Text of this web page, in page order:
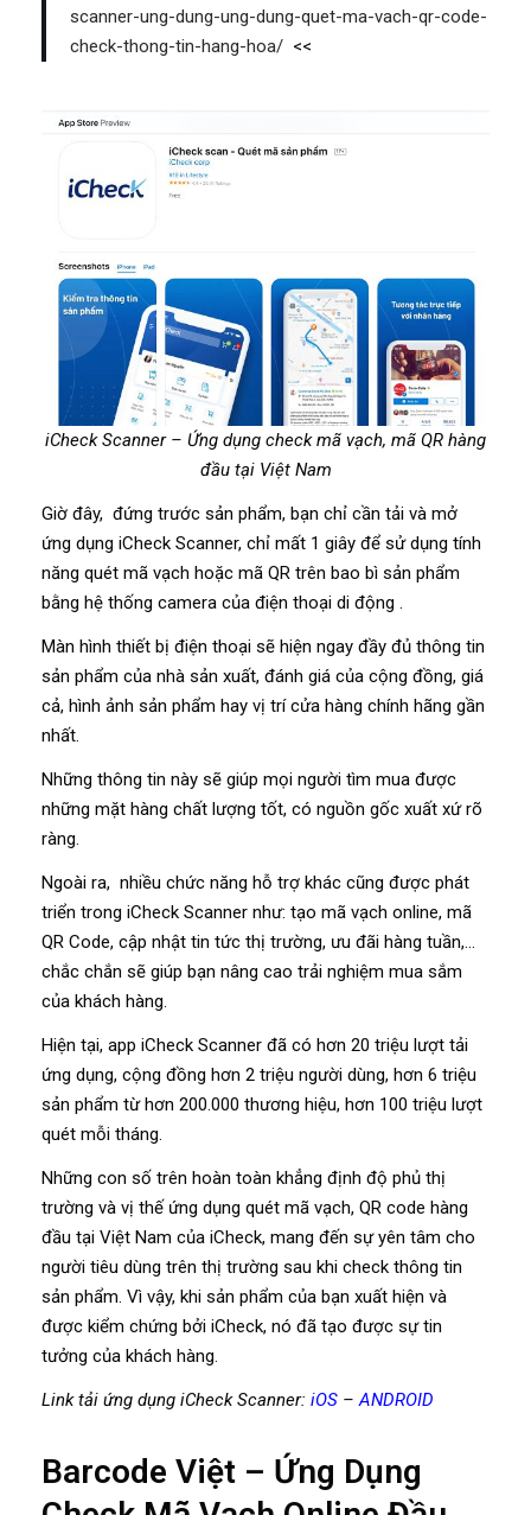
scanner-ung-dung-ung-dung-quet-ma-vach-qr-code-
check-thong-tin-hang-hoa/ <<
iCheck Scanner – Ứng dụng check mã vạch, mã QR hàng
đầu tại Việt Nam
Giờ đây, đứng trước sản phẩm, bạn chỉ cần tải và mở
ứng dụng iCheck Scanner, chỉ mất 1 giây để sử dụng tính
năng quét mã vạch hoặc mã QR trên bao bì sản phẩm
bằng hệ thống camera của điện thoại di động .
Màn hình thiết bị điện thoại sẽ hiện ngay đầy đủ thông tin
sản phẩm của nhà sản xuất, đánh giá của cộng đồng, giá
cả, hình ảnh sản phẩm hay vị trí cửa hàng chính hãng gần
nhất.
Những thông tin này sẽ giúp mọi người tìm mua được
những mặt hàng chất lượng tốt, có nguồn gốc xuất xứ rõ
ràng.
Ngoài ra, nhiều chức năng hỗ trợ khác cũng được phát
triển trong iCheck Scanner như: tạo mã vạch online, mã
QR Code, cập nhật tin tức thị trường, ưu đãi hàng tuần,…
chắc chắn sẽ giúp bạn nâng cao trải nghiệm mua sắm
của khách hàng.
Hiện tại, app iCheck Scanner đã có hơn 20 triệu lượt tải
ứng dụng, cộng đồng hơn 2 triệu người dùng, hơn 6 triệu
sản phẩm từ hơn 200.000 thương hiệu, hơn 100 triệu lượt
quét mỗi tháng.
Những con số trên hoàn toàn khẳng định độ phủ thị
trường và vị thế ứng dụng quét mã vạch, QR code hàng
đầu tại Việt Nam của iCheck, mang đến sự yên tâm cho
người tiêu dùng trên thị trường sau khi check thông tin
sản phẩm. Vì vậy, khi sản phẩm của bạn xuất hiện và
được kiểm chứng bởi iCheck, nó đã tạo được sự tin
tưởng của khách hàng.
Link tải ứng dụng iCheck Scanner: iOS –ANDROID
Barcode Việt – Ứng Dụng